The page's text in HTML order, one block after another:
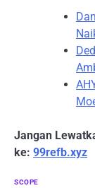
Jangan
ke: 99refb.xyz
SCOPE